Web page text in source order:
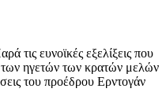
ευνοϊκές εξελίξεις που
ηγετών των κρατών μελών
του προέδρου Ερντογάν